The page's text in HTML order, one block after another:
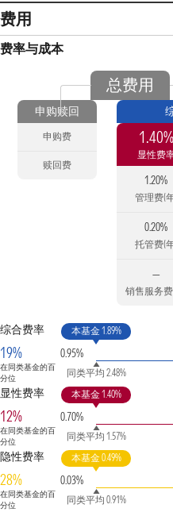
费用
费率与成本
总费用
申购赎回
申购费
赎回费
1.40%
显性费
1.20%
管理费(
0.20%
托管费(
—
销售服务
综合费率
19%
在同类基金的百
分位
0.95%
本基金 1.89%
同类平均 2.48%
显性费率
12%
在同类基金的百
分位
0.70%
本基金 1.40%
同类平均 1.57%
隐性费率
28%
在同类基金的百
分位
0.03%
本基金 0.49%
同类平均 0.91%